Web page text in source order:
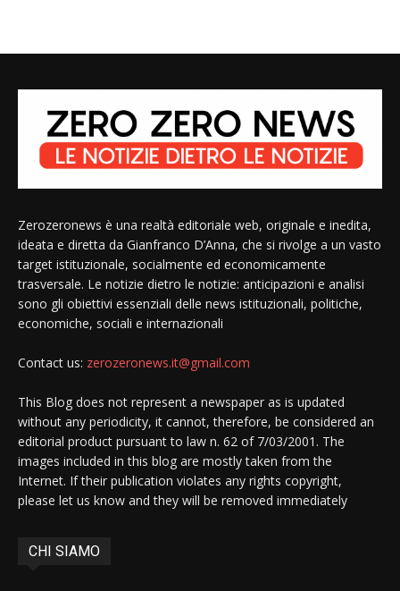
Zerozeronews è una realtà editoriale web, originale e inedita,
ideata e diretta da Gianfranco D’Anna, che si rivolge a un vasto
target istituzionale, socialmente ed economicamente
trasversale. Le notizie dietro le notizie: anticipazioni e analisi
sono gli obiettivi essenziali delle news istituzionali, politiche,
economiche, sociali e internazionali
Contact us: zerozeronews.it@gmail.com
This Blog does not represent a newspaper as is updated
without any periodicity, it cannot, therefore, be considered an
editorial product pursuant to law n. 62 of 7/03/2001. The
images included in this blog are mostly taken from the
Internet. If their publication violates any rights copyright,
please let us know and they will be removed immediately
CHI SIAMO